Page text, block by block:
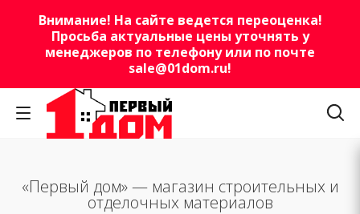
Внимание! На сайте ведется переоценка!
Просьба актуальные цены уточнять у
менеджеров по телефону или по почте
sale@01dom.ru!
«Первый дом» — магазин строительных и
отделочных материалов